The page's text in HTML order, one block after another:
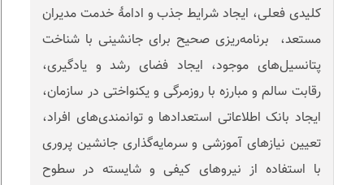
کلیدی فعلی، ایجاد شرایط جذب و ادامۀ خدمت مدیران
مستعد، برنامه‌ریزی صحیح برای جانشینی با شناخت
پتانسیل‌های موجود، ایجاد فضای رشد و یادگیری،
رقابت سالم و مبارزه با روزمرگی و یکنواختی در سازمان،
ایجاد بانک اطلاعاتی استعدادها و توانمندی‌های افراد،
تعیین نیازهای آموزشی و سرمایه‌گذاری جانشین پروری
با استفاده از نیروهای کیفی و شایسته در سطوح